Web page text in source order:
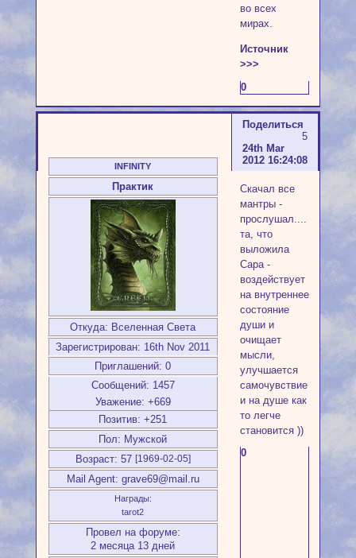
во всех
мирах.
Источник
>>>
0
Поделиться
5
24th Mar
2012 16:24:08
INFINITY
Практик
Откуда: Вселенная Света
Зарегистрирован: 16th Nov 2011
Приглашений: 0
Сообщений: 1457
Уважение: +669
Позитив: +251
Пол: Мужской
Возраст: 57 [1969-02-05]
Mail Agent: grave69@mail.ru
Награды:
tarot2
Провел на форуме:
2 месяца 13 дней
Скачал все
мантры -
прослушал....
та, что
выложила
Сара -
воздействует
на внутреннее
состояние
души и
очищает
мысли,
улучшается
самочувствие
и на душе как
то легче
становится ))
0